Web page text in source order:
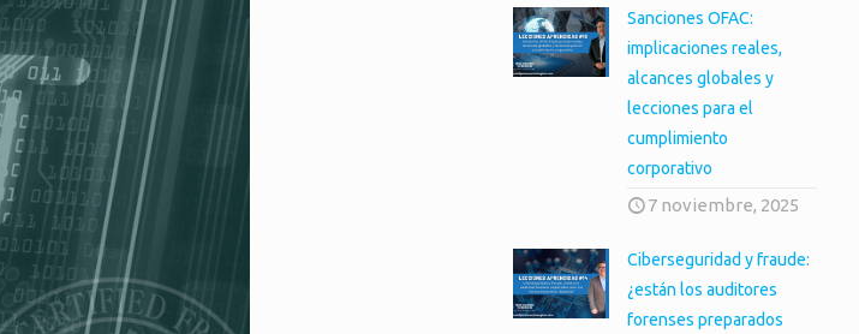
Sanciones OFAC:
implicaciones reales,
alcances globales y
lecciones para el
cumplimiento
corporativo
7 noviembre, 2025
Ciberseguridad y fraude:
¿están los auditores
forenses preparados